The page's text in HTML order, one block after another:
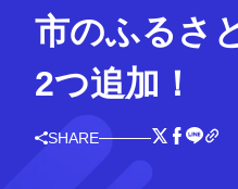
市のふるさ
2つ追加！
SHARE